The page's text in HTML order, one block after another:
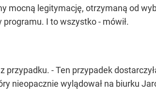
mocną legitymację, otrzymaną od
I to wszystko - mówił.
przypadku. - Ten przypadek
nieopacznie wylądował na biurku